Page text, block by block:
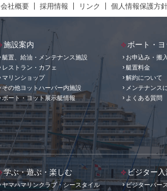
会社概要 採用情報 リンク 個人情報保護方
施設案内
艇置、給油・メンテナンス施設
レストラン・カフェ
マリンショップ
その他ヨットハーバー内施設
ボート・ヨット展示艇情報
ボート・
お申込み・搬
艇置料金
解約について
メンテナンス
よくある質問
学ぶ・遊ぶ・楽しむ
ヤマハマリンクラブ・シースタイル
ビジター入
ビジターバー